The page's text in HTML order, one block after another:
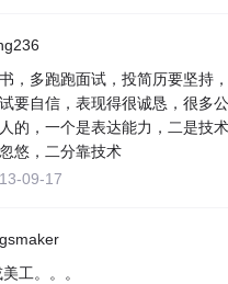
，多跑跑面试，投简历要坚持
要自信，表现得很诚恳，很多
的，一个是表达能力，二是技
悠，二分靠技术
09-17
工。。。